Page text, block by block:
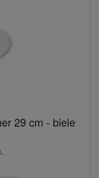
29 cm - biele